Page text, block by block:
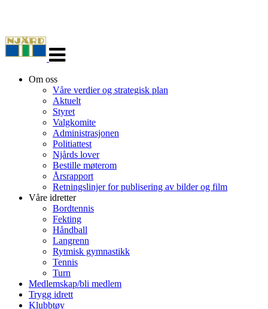
navigasjon
Om oss
Våre verdier og strategisk plan
Aktuelt
Styret
Valgkomite
Administrasjonen
Politiattest
Njårds lover
Bestille møterom
Årsrapport
Retningslinjer for publisering av bilder og film
Våre idretter
Bordtennis
Fekting
Håndball
Langrenn
Rytmisk gymnastikk
Tennis
Turn
Medlemskap/bli medlem
Trygg idrett
Klubbtøy